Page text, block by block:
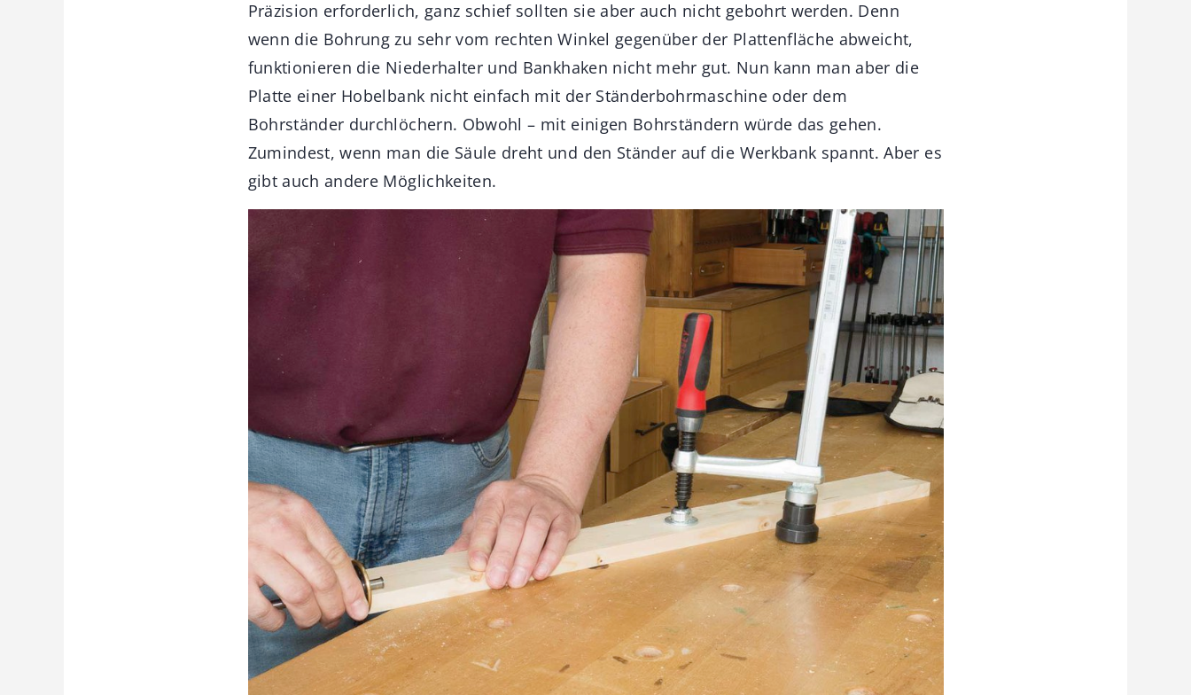
Präzision erforderlich, ganz schief sollten sie aber auch nicht gebohrt werden. Denn
wenn die Bohrung zu sehr vom rechten Winkel gegenüber der Plattenfläche abweicht,
funktionieren die Niederhalter und Bankhaken nicht mehr gut. Nun kann man aber die
Platte einer Hobelbank nicht einfach mit der Ständerbohrmaschine oder dem
Bohrständer durchlöchern. Obwohl – mit einigen Bohrständern würde das gehen.
Zumindest, wenn man die Säule dreht und den Ständer auf die Werkbank spannt. Aber es
gibt auch andere Möglichkeiten.